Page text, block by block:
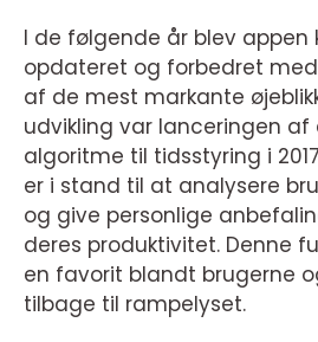
I de følgende år blev appen
opdateret og forbedret med
af de mest markante
udvikling var lanceringen
algoritme til tidsstyring i
er i stand til at analysere
og give personlige
deres produktivitet. Denne
en favorit blandt brugerne
tilbage til rampelyset.